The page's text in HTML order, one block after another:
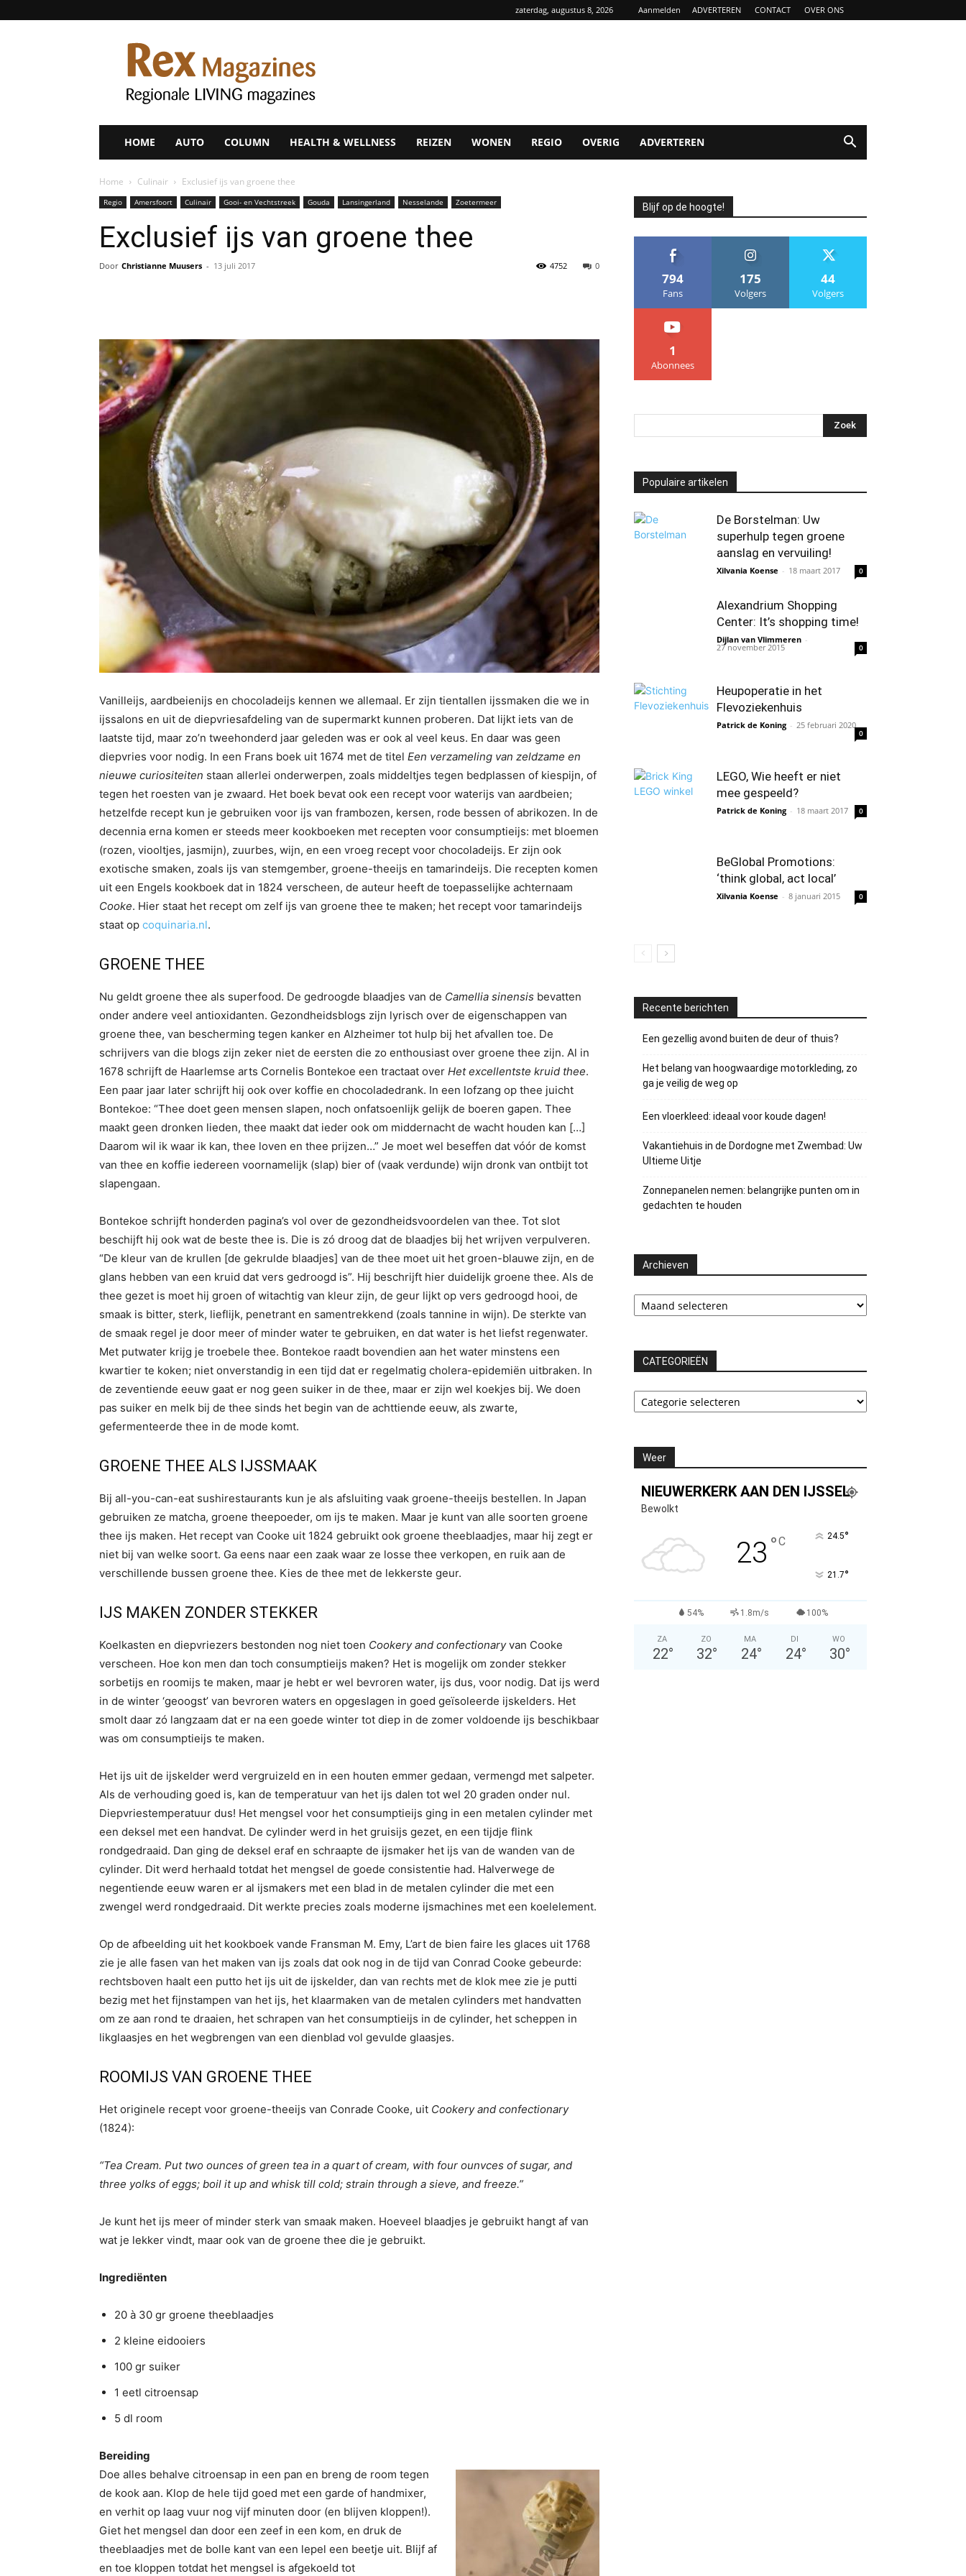
zaterdag, augustus 8, 2026 Aanmelden ADVERTEREN CONTACT OVER ONS
Rex
Magazines
HOME AUTO COLUMN HEALTH & WELLNESS REIZEN WONEN REGIO OVERIG ADVERTEREN
Home Culinair Exclusief ijs van groene thee
Regio Amersfoort Culinair Gooi- en Vechtstreek Gouda Lansingerland Nesselande Zoetermeer
Exclusief ijs van groene thee
Door Christianne Muusers - 13 juli 2017 0
4752
Vanilleijs, aardbeienijs en chocoladeijs kennen we allemaal. Er zijn tientallen ijssmaken die we in
ijssalons en uit de diepvriesafdeling van de supermarkt kunnen proberen. Dat lijkt iets van de
laatste tijd, maar zo’n tweehonderd jaar geleden was er ook al veel keus. En daar was geen
diepvries voor nodig. In een Frans boek uit 1674 met de titel Een verzameling van zeldzame en
nieuwe curiositeiten staan allerlei onderwerpen, zoals middeltjes tegen bedplassen of kiespijn, of
tegen het roesten van je zwaard. Het boek bevat ook een recept voor waterijs van aardbeien;
hetzelfde recept kun je gebruiken voor ijs van frambozen, kersen, rode bessen of abrikozen. In de
decennia erna komen er steeds meer kookboeken met recepten voor consumptieijs: met bloemen
(rozen, viooltjes, jasmijn), zuurbes, wijn, en een vroeg recept voor chocoladeijs. Er zijn ook
exotische smaken, zoals ijs van stemgember, groene-theeijs en tamarindeijs. Die recepten komen
uit een Engels kookboek dat in 1824 verscheen, de auteur heeft de toepasselijke achternaam
Cooke. Hier staat het recept om zelf ijs van groene thee te maken; het recept voor tamarindeijs
staat op coquinaria.nl.
GROENE THEE
Nu geldt groene thee als superfood. De gedroogde blaadjes van de Camellia sinensis bevatten
onder andere veel antioxidanten. Gezondheidsblogs zijn lyrisch over de eigenschappen van
groene thee, van bescherming tegen kanker en Alzheimer tot hulp bij het afvallen toe. De
schrijvers van die blogs zijn zeker niet de eersten die zo enthousiast over groene thee zijn. Al in
1678 schrijft de Haarlemse arts Cornelis Bontekoe een tractaat over Het excellentste kruid thee.
Een paar jaar later schrijft hij ook over koffie en chocoladedrank. In een lofzang op thee juicht
Bontekoe: “Thee doet geen mensen slapen, noch onfatsoenlijk gelijk de boeren gapen. Thee
maakt geen dronken lieden, thee maakt dat ieder ook om middernacht de wacht houden kan […]
Daarom wil ik waar ik kan, thee loven en thee prijzen…” Je moet wel beseffen dat vóór de komst
van thee en koffie iedereen voornamelijk (slap) bier of (vaak verdunde) wijn dronk van ontbijt tot
slapengaan.
Bontekoe schrijft honderden pagina’s vol over de gezondheidsvoordelen van thee. Tot slot
beschijft hij ook wat de beste thee is. Die is zó droog dat de blaadjes bij het wrijven verpulveren.
“De kleur van de krullen [de gekrulde blaadjes] van de thee moet uit het groen-blauwe zijn, en de
glans hebben van een kruid dat vers gedroogd is”. Hij beschrijft hier duidelijk groene thee. Als de
thee gezet is moet hij groen of witachtig van kleur zijn, de geur lijkt op vers gedroogd hooi, de
smaak is bitter, sterk, lieflijk, penetrant en samentrekkend (zoals tannine in wijn). De sterkte van
de smaak regel je door meer of minder water te gebruiken, en dat water is het liefst regenwater.
Met putwater krijg je troebele thee. Bontekoe raadt bovendien aan het water minstens een
kwartier te koken; niet onverstandig in een tijd dat er regelmatig cholera-epidemiën uitbraken. In
de zeventiende eeuw gaat er nog geen suiker in de thee, maar er zijn wel koekjes bij. We doen
pas suiker en melk bij de thee sinds het begin van de achttiende eeuw, als zwarte,
gefermenteerde thee in de mode komt.
GROENE THEE ALS IJSSMAAK
Bij all-you-can-eat sushirestaurants kun je als afsluiting vaak groene-theeijs bestellen. In Japan
gebruiken ze matcha, groene theepoeder, om ijs te maken. Maar je kunt van alle soorten groene
thee ijs maken. Het recept van Cooke uit 1824 gebruikt ook groene theeblaadjes, maar hij zegt er
niet bij van welke soort. Ga eens naar een zaak waar ze losse thee verkopen, en ruik aan de
verschillende bussen groene thee. Kies de thee met de lekkerste geur.
IJS MAKEN ZONDER STEKKER
Koelkasten en diepvriezers bestonden nog niet toen Cookery and confectionaryvan Cooke
verscheen. Hoe kon men dan toch consumptieijs maken? Het is mogelijk om zonder stekker
sorbetijs en roomijs te maken, maar je hebt er wel bevroren water, ijs dus, voor nodig. Dat ijs werd
in de winter ‘geoogst’ van bevroren waters en opgeslagen in goed geïsoleerde ijskelders. Het
smolt daar zó langzaam dat er na een goede winter tot diep in de zomer voldoende ijs beschikbaar
was om consumptieijs te maken.
Het ijs uit de ijskelder werd vergruizeld en in een houten emmer gedaan, vermengd met salpeter.
Als de verhouding goed is, kan de temperatuur van het ijs dalen tot wel 20 graden onder nul.
Diepvriestemperatuur dus! Het mengsel voor het consumptieijs ging in een metalen cylinder met
een deksel met een handvat. De cylinder werd in het gruisijs gezet, en een tijdje flink
rondgedraaid. Dan ging de deksel eraf en schraapte de ijsmaker het ijs van de wanden van de
cylinder. Dit werd herhaald totdat het mengsel de goede consistentie had. Halverwege de
negentiende eeuw waren er al ijsmakers met een blad in de metalen cylinder die met een
zwengel werd rondgedraaid. Dit werkte precies zoals moderne ijsmachines met een koelelement.
Op de afbeelding uit het kookboek vande Fransman M. Emy, L’art de bien faire les glaces uit 1768
zie je alle fasen van het maken van ijs zoals dat ook nog in de tijd van Conrad Cooke gebeurde:
rechtsboven haalt een putto het ijs uit de ijskelder, dan van rechts met de klok mee zie je putti
bezig met het fijnstampen van het ijs, het klaarmaken van de metalen cylinders met handvatten
om ze aan rond te draaien, het schrapen van het consumptieijs in de cylinder, het scheppen in
likglaasjes en het wegbrengen van een dienblad vol gevulde glaasjes.
ROOMIJS VAN GROENE THEE
Het originele recept voor groene-theeijs van Conrade Cooke, uit Cookery and confectionary
(1824):
“Tea Cream. Put two ounces of green tea in a quart of cream, with four ounvces of sugar, and
three yolks of eggs; boil it up and whisk till cold; strain through a sieve, and freeze.”
Je kunt het ijs meer of minder sterk van smaak maken. Hoeveel blaadjes je gebruikt hangt af van
wat je lekker vindt, maar ook van de groene thee die je gebruikt.
Ingrediënten
20 à 30 gr groene theeblaadjes
2 kleine eidooiers
100 gr suiker
1 eetl citroensap
5 dl room
Bereiding
Doe alles behalve citroensap in een pan en breng de room tegen
de kook aan. Klop de hele tijd goed met een garde of handmixer,
en verhit op laag vuur nog vijf minuten door (en blijven kloppen!).
Giet het mengsel dan door een zeef in een kom, en druk de
theeblaadjes met de bolle kant van een lepel een beetje uit. Blijf af
en toe kloppen totdat het mengsel is afgekoeld tot
Blijf op de hoogte!
794
Fans
175
Volgers
44
Volgers
1
Abonnees
Populaire artikelen
De Borstelman: Uw
superhulp tegen groene
aanslag en vervuiling!
Xilvania Koense - 18 maart 2017 0
Alexandrium Shopping
Center: It’s shopping time!
Dijlan van Vlimmeren -
27 november 2015 0
Heupoperatie in het
Flevoziekenhuis
Patrick de Koning - 25 februari 2020
0
LEGO, Wie heeft er niet
mee gespeeld?
Patrick de Koning - 18 maart 2017 0
BeGlobal Promotions:
‘think global, act local’
Xilvania Koense - 8 januari 2015 0
Recente berichten
Een gezellig avond buiten de deur of thuis?
Het belang van hoogwaardige motorkleding, zo
ga je veilig de weg op
Een vloerkleed: ideaal voor koude dagen!
Vakantiehuis in de Dordogne met Zwembad: Uw
Ultieme Uitje
Zonnepanelen nemen: belangrijke punten om in
gedachten te houden
Archieven
Archieven
CATEGORIEËN
CATEGORIEËN
Weer
NIEUWERKERK AAN DEN IJSSEL
Bewolkt
23 °C 24.5°
21.7°
54% 1.8m/s 100%
ZA
22°
ZO
32°
MA
24°
DI
24°
WO
30°